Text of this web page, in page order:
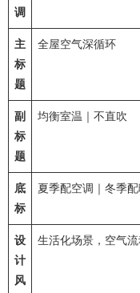
调
主
标
题
全屋空气深循环
副
标
题
均衡室温｜不直吹
底
标
夏季配空调｜冬季
设
计
风
生活化场景，空气